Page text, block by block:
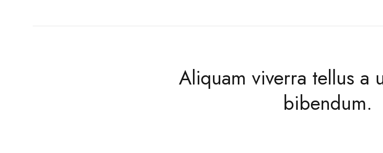
Aliquam viverra tellus a
bibendum.